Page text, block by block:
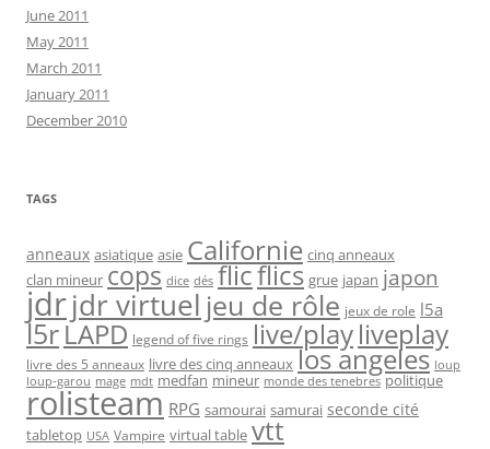
June 2011
May 2011
March 2011
January 2011
December 2010
TAGS
anneaux asiatique asie Californie cinq anneaux
clan mineur cops dice dés flicflics grue japan japon
jdrjdr virtuel jeu de rôle jeux de role l5a
l5rLAPD legend of five rings live/playliveplay
livre des 5 anneaux livre des cinq anneaux los angeles loup
loup-garou mage mdt medfan mineur monde des tenebres politique
rolisteam RPG samourai samurai seconde cité
tabletop USA Vampire virtual table vtt